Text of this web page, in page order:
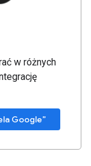
w różnych
Google”